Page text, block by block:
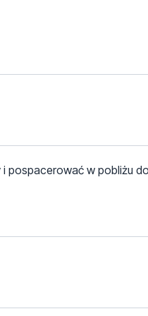
pospacerować w pobliżu